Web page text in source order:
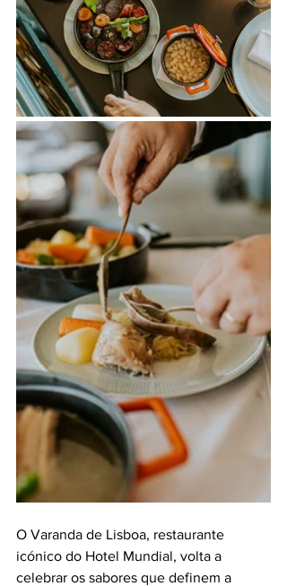
O Varanda de Lisboa, restaurante
icónico do Hotel Mundial, volta a
celebrar os sabores que definem a